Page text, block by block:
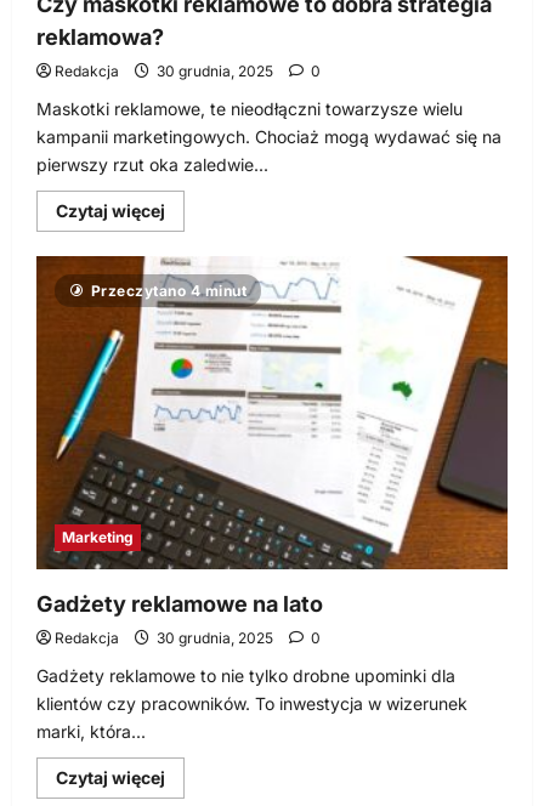
reklamowa?
Redakcja 30 grudnia, 2025 0
Maskotki reklamowe, te nieodłączni towarzysze wielu
kampanii marketingowych. Chociaż mogą wydawać się na
pierwszy rzut oka zaledwie...
Czytaj więcej
się
o
Czy
maskotki
reklamowe
to
dobra
strategia
reklamowa?
Przeczytano 4 minut
Marketing
Gadżety reklamowe na lato
Redakcja 30 grudnia, 2025 0
Gadżety reklamowe to nie tylko drobne upominki dla
klientów czy pracowników. To inwestycja w wizerunek
marki, która...
Czytaj więcej
się